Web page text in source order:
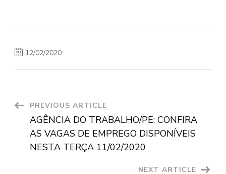
12/02/2020
Post
Navigation
PREVIOUS ARTICLE
AGÊNCIA DO TRABALHO/PE: CONFIRA
AS VAGAS DE EMPREGO DISPONÍVEIS
NESTA TERÇA 11/02/2020
NEXT ARTICLE